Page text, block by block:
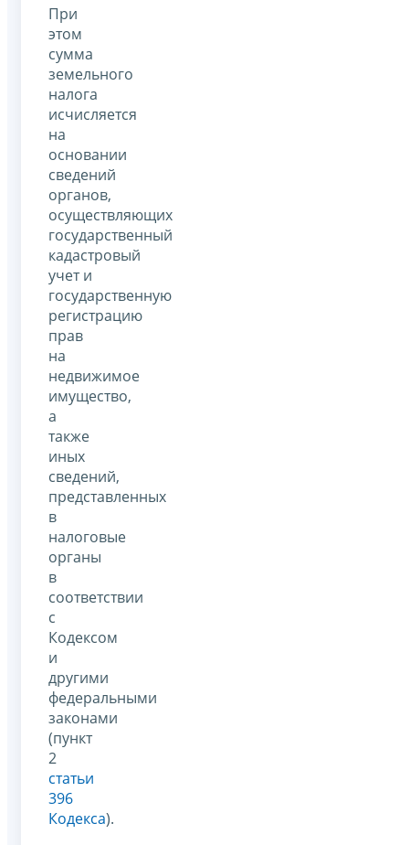
При
этом
сумма
земельного
налога
исчисляется
на
основании
сведений
органов,
осуществляющих
государственный
кадастровый
учет и
государственную
регистрацию
прав
на
недвижимое
имущество,
а
также
иных
сведений,
представленных
в
налоговые
органы
в
соответствии
с
Кодексом
и
другими
федеральными
законами
(пункт
2
статьи
396
Кодекса).